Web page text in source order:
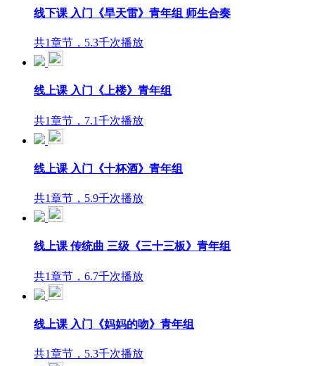
线下课 入门《旱天雷》青年组 师生合奏
共1章节，5.3千次播放
线上课 入门《上楼》青年组
共1章节，7.1千次播放
线上课 入门《十杯酒》青年组
共1章节，5.9千次播放
线上课 传统曲 三级《三十三板》青年组
共1章节，6.7千次播放
线上课 入门《妈妈的吻》青年组
共1章节，5.3千次播放